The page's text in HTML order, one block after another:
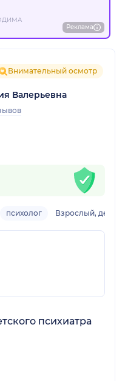
Реклама
Внимательный осмотр
Валерьевна
психолог Взрослый,
психиатра